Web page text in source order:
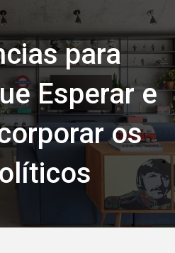
para
Esperar e
os